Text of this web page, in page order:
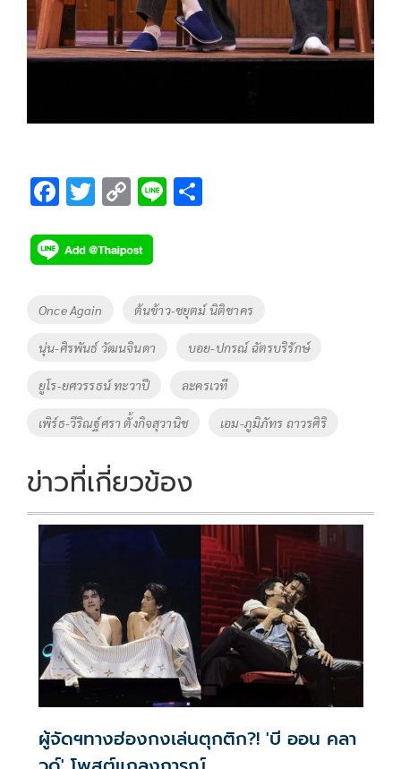
F
e
b
o
o
k
T
tt
er
C
p
y
Li
n
k
Li
Tags
Once Again ต้นข้าว-ชยุตม์ นิติชาคร
นุ่น-ศิรพันธ์ วัฒนจินดา บอย-ปกรณ์ ฉัตรบริรักษ์
ยูโร-ยศวรรธน์ ทะวาปี ละครเวที
เพิร์ธ-วีริณฐ์ศรา ตั้งกิจสุวานิช เอม-ภูมิภัทร ถาวรศิริ
ข่าวที่เกี่ยวข้อง
ผู้จัดฯทางฮ่องกงเล่นตุกติก?! 'บี ออน คลา